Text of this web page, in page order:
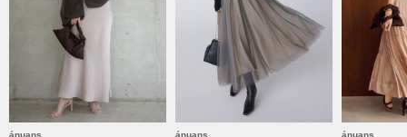
le coq sportif
ルコックスポルティフ
ánuans ánuans ánuans